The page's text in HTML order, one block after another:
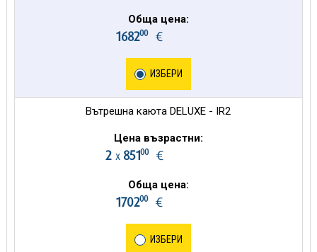
Обща цена:
168200€
ИЗБЕРИ
Вътрешна каюта DELUXE - IR2
Цена възрастни:
2 х 85100€
Обща цена:
170200€
ИЗБЕРИ